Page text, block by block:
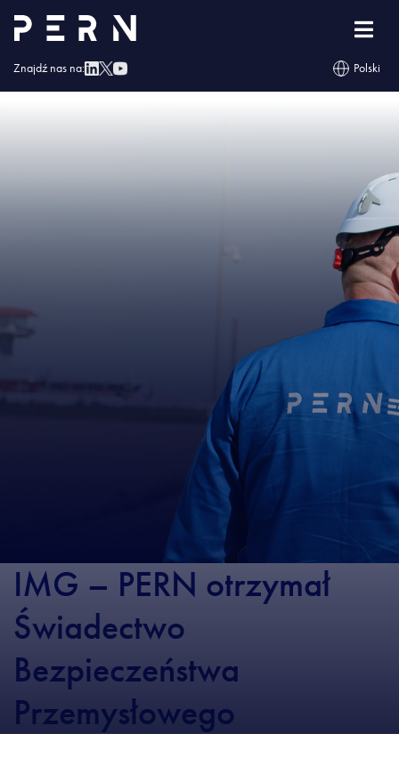
Znajdź nas na: Polski
Strona główna »PERN otrzymał Świadectwo Bezpieczeństwa Przemysłowego»
IMG – PERN otrzymał
Świadectwo
Bezpieczeństwa
Przemysłowego